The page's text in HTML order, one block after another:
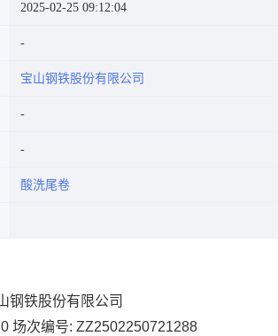
2025-02-25 09:12:04
宝山钢铁股份有限公司
酸洗尾卷
钢铁股份有限公司
场次编号: ZZ2502250721288